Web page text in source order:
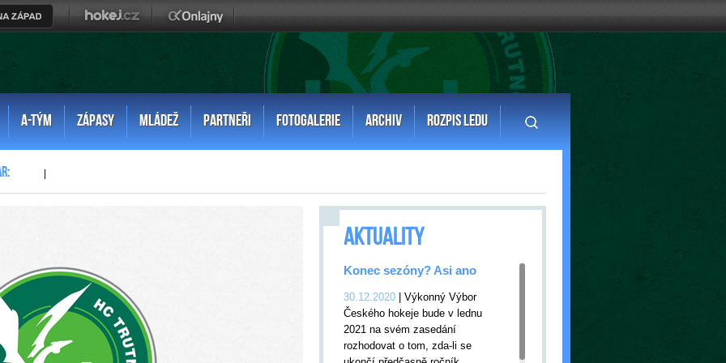
A-TÝM ZÁPASY MLÁDEŽ PARTNEŘI FOTOGALERIE ARCHIV ROZPIS LEDU
AKTUALITY
Konec sezóny? Asi ano
30.12.2020 | Výkonný Výbor
Českého hokeje bude v lednu
2021 na svém zasedání
rozhodovat o tom, zda-li se